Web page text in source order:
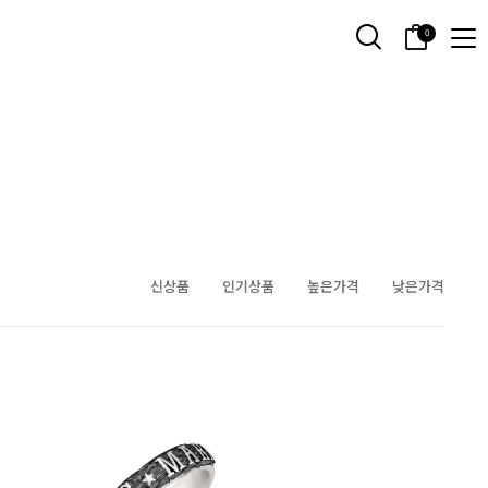
0
신상품 인기상품 높은가격 낮은가격